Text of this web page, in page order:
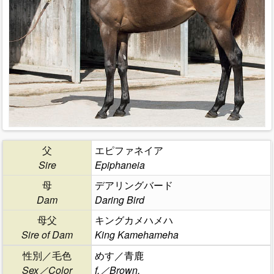
父
Sire
エピファネイア
Epiphaneia
母
Dam
デアリングバード
Daring Bird
母父
Sire of Dam
キングカメハメハ
King Kamehameha
性別／毛色
Sex／Color
めす／青鹿
f.／Brown.